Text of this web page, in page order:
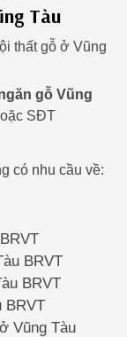
Tàu
thất gỗ ở Vũng
gỗ Vũng
SĐT
có nhu cầu về:
BRVT
BRVT
BRVT
Vũng Tàu